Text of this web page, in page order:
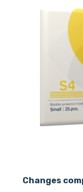
Changes